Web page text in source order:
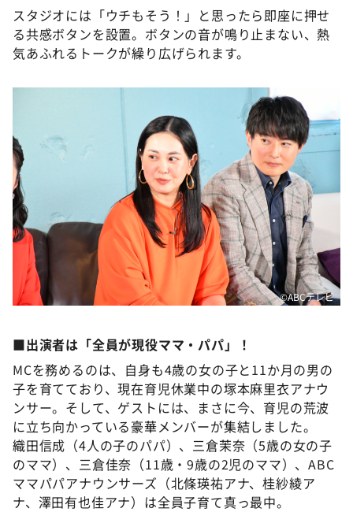
スタジオには「ウチもそう！」と思ったら即座に押せ
る共感ボタンを設置。ボタンの音が鳴り止まない、熱
気あふれるトークが繰り広げられます。
©ABCテレビ
■出演者は「全員が現役ママ・パパ」！
MCを務めるのは、自身も4歳の女の子と11か月の男の
子を育てており、現在育児休業中の塚本麻里衣アナウ
ンサー。そして、ゲストには、まさに今、育児の荒波
に立ち向かっている豪華メンバーが集結しました。
織田信成（4人の子のパパ）、三倉茉奈（5歳の女の子
のママ）、三倉佳奈（11歳・9歳の2児のママ）、ABC
ママパパアナウンサーズ（北條瑛祐アナ、桂紗綾ア
ナ、澤田有也佳アナ）は全員子育て真っ最中。